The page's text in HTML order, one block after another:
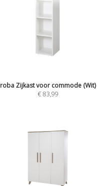
roba Zijkast voor commode (Wit)
€83,99